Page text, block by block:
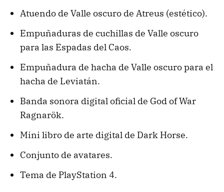
Atuendo de Valle oscuro de Atreus (estético).
Empuñaduras de cuchillas de Valle oscuro
para las Espadas del Caos.
Empuñadura de hacha de Valle oscuro para el
hacha de Leviatán.
Banda sonora digital oficial de God of War
Ragnarök.
Mini libro de arte digital de Dark Horse.
Conjunto de avatares.
Tema de PlayStation 4.